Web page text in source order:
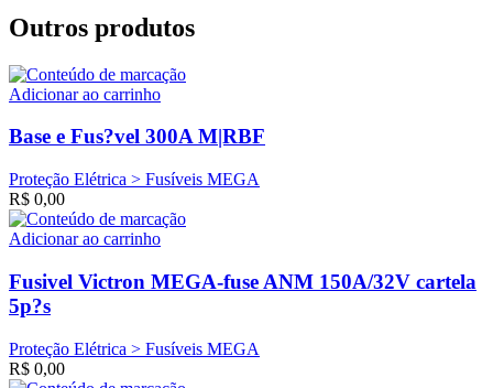
Outros produtos
Adicionar ao carrinho
Base e Fus?vel 300A M|RBF
Proteção Elétrica > Fusíveis MEGA
R$ 0,00
Adicionar ao carrinho
Fusivel Victron MEGA-fuse ANM 150A/32V cartela
5p?s
Proteção Elétrica > Fusíveis MEGA
R$ 0,00